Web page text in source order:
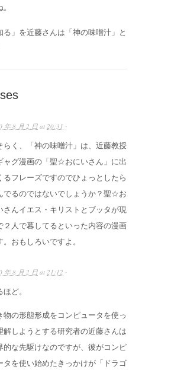
る」を近藤さんは「神の味噌汁」と
年 8 月 2 日at 20:31 ·
らく、「神の味噌汁」は、近藤教授
ャグ漫画の「聖☆おにいさん」に出
るフレーズですのでひょっとしたら
でるのではないでしょうか？聖☆お
さんイエス・キリストとブッタが現
２人で暮してるといった内容の漫画
。おもしろいですよ。
年 8 月 2 日at 21:12 ·
ほど。
物の形態形成をコンピュータを使っ
解しようとする研究者の近藤さんは
的な先駆けなのですが、彼がコンピ
タを使い始めたきっかけが「ドラゴ